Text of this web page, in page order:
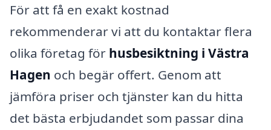
För att få en exakt kostnad
rekommenderar vi att du kontaktar flera
olika företag för husbesiktning i Västra
Hagen och begär offert. Genom att
jämföra priser och tjänster kan du hitta
det bästa erbjudandet som passar dina